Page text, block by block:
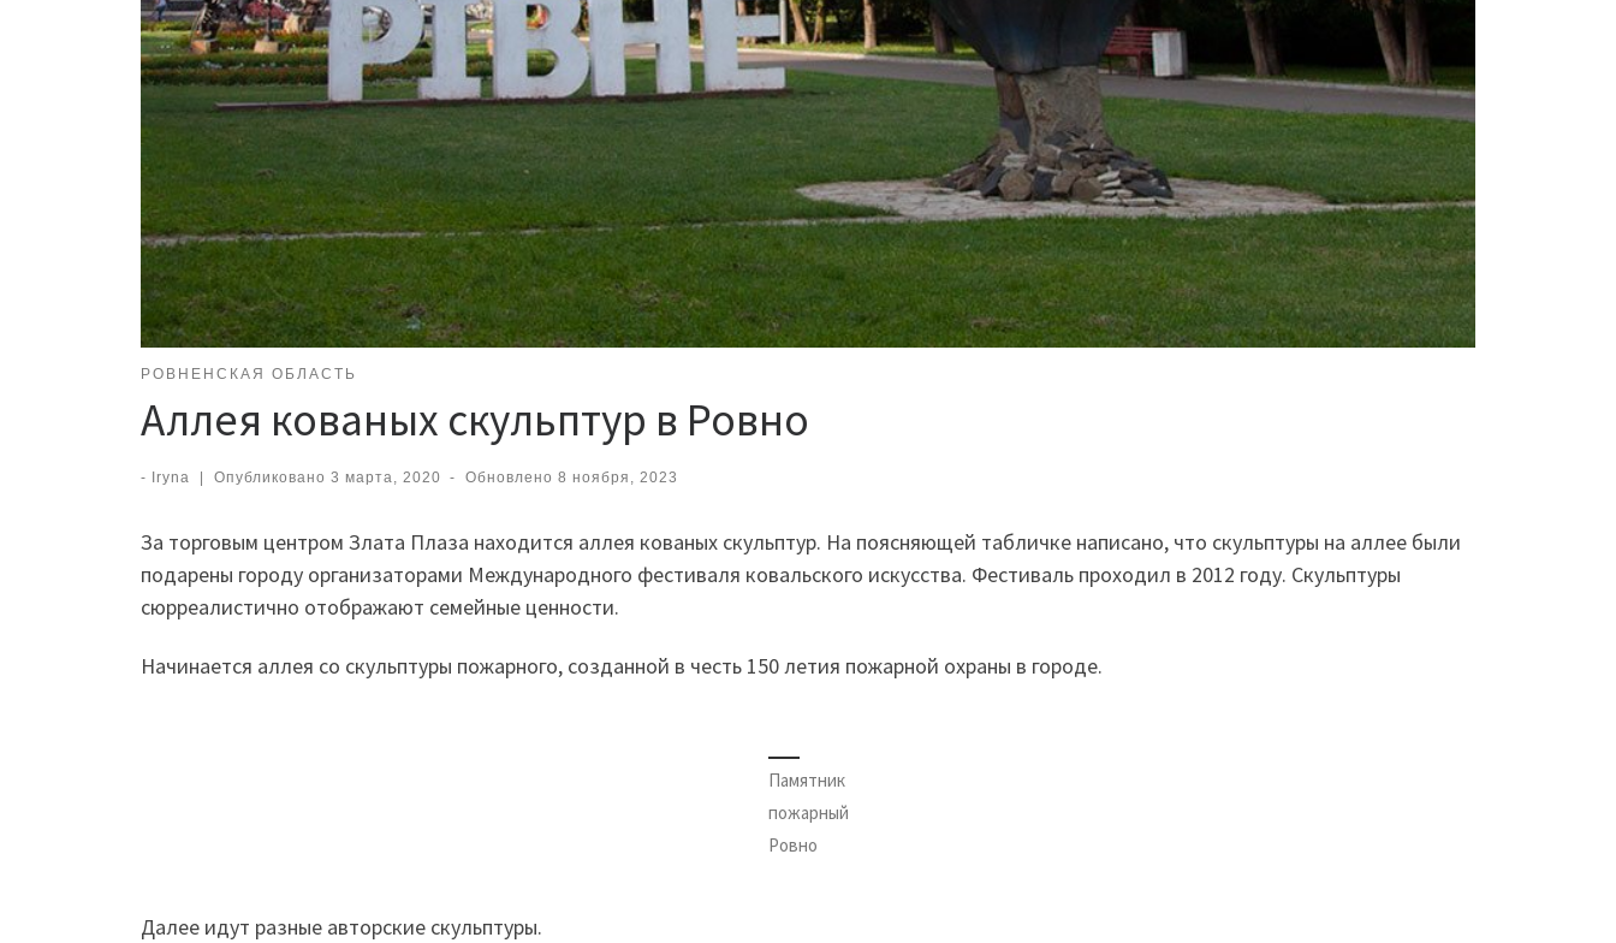
РОВНЕНСКАЯ ОБЛАСТЬ
Аллея кованых скульптур в Ровно
- Iryna | Опубликовано 3 марта, 2020 - Обновлено8 ноября, 2023
За торговым центром Злата Плаза находится аллея кованых скульптур. На поясняющей табличке написано, что скульптуры на аллее были
подарены городу организаторами Международного фестиваля ковальского искусства. Фестиваль проходил в 2012 году. Скульптуры
сюрреалистично отображают семейные ценности.
Начинается аллея со скульптуры пожарного, созданной в честь 150 летия пожарной охраны в городе.
Памятник
пожарный
Ровно
Далее идут разные авторские скульптуры.